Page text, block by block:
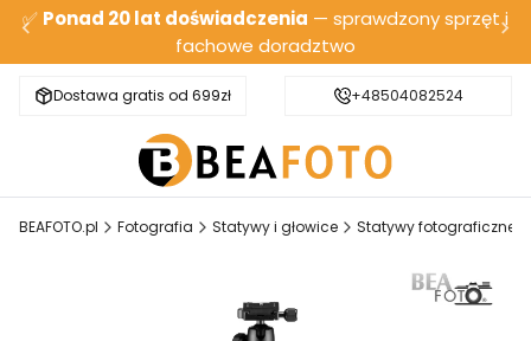
✅ Ponad 20 lat doświadczenia — sprawdzony sprzęt i
fachowe doradztwo
Dostawa gratis od 699zł Bezpieczna wysyłka
+48504082524
BEAFOTO.pl Fotografia Statywy i głowice Statywy fotograficzne